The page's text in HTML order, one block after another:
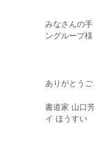
みなさんの
ングループ様
ありがとうご
書道家 山口
イ ほうすい